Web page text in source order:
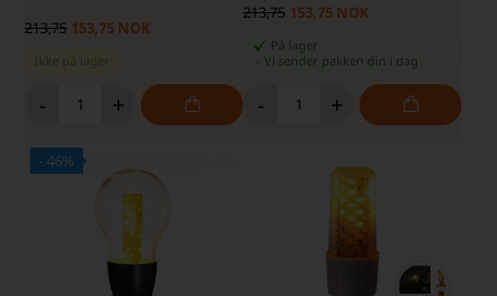
213,75 153,75 NOK
Ikke på lager
- +
213,75 153,75 NOK
På lager
Vi sender pakken din i dag
- +
- 46%